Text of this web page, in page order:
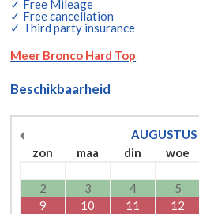
✓ Free Mileage
✓ Free cancellation
✓ Third party insurance
Meer Bronco Hard Top
Beschikbaarheid
AUGUSTUS
zon
maa din woe
2
3 4 5
9
10 11 12